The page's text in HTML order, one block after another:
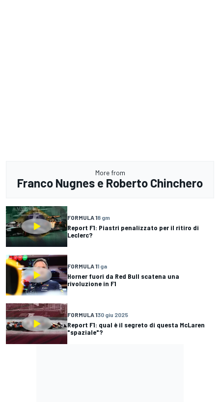
More from
Franco Nugnes e Roberto Chinchero
FORMULA 18 gm
Report F1: Piastri penalizzato per il ritiro di
Leclerc?
FORMULA 11 ga
Horner fuori da Red Bull scatena una
rivoluzione in F1
FORMULA 130 giu 2025
Report F1: qual è il segreto di questa McLaren
"spaziale"?